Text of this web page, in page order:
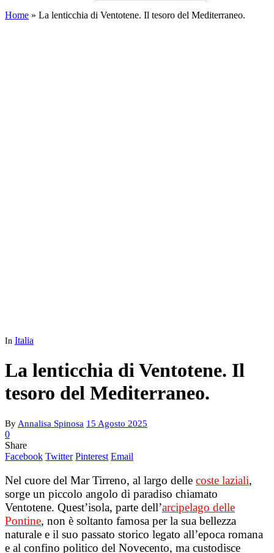
Home » La lenticchia di Ventotene. Il tesoro del Mediterraneo.
In Italia
La lenticchia di Ventotene. Il
tesoro del Mediterraneo.
By Annalisa Spinosa 15 Agosto 2025
0
Share
Facebook Twitter Pinterest Email
Nel cuore del Mar Tirreno, al largo delle coste laziali,
sorge un piccolo angolo di paradiso chiamato
Ventotene. Quest’isola, parte dell’arcipelago delle
Pontine, non è soltanto famosa per la sua bellezza
naturale e il suo passato storico legato all’epoca romana
e al confino politico del Novecento, ma custodisce